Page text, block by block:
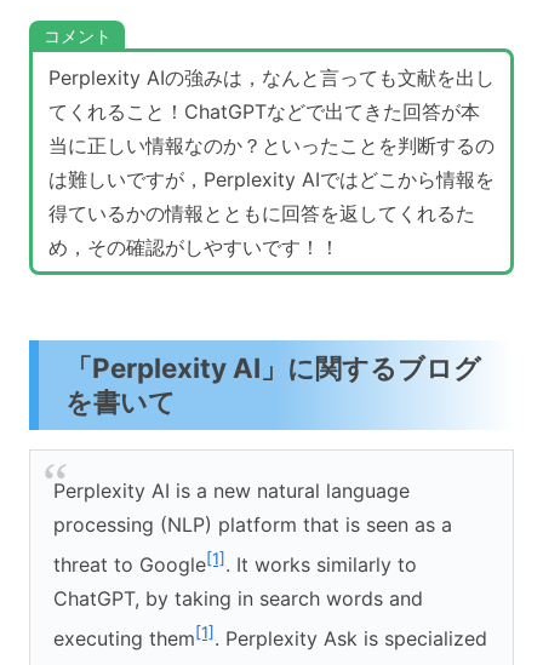
コメント
Perplexity AIの強みは，なんと言っても文献を出し
てくれること！ChatGPTなどで出てきた回答が本
当に正しい情報なのか？といったことを判断するの
は難しいですが，Perplexity AIではどこから情報を
得ているかの情報とともに回答を返してくれるた
め，その確認がしやすいです！！
「Perplexity AI」に関するブログ
を書いて
Perplexity AI is a new natural language
processing (NLP) platform that is seen as a
threat to Google[1]. It works similarly to
ChatGPT, by taking in search words and
executing them[1]. Perplexity Ask is specialized